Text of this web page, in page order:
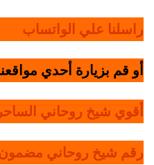
راسلنا علي الواتساب
أو قم بزيارة أحدي
أقوي شيخ روحاني
رقم شيخ روحاني